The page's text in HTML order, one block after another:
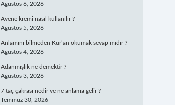
Ağustos 6, 2026
Avene kremi nasıl kullanılır ?
Ağustos 5, 2026
Anlamını bilmeden Kur’an okumak sevap mıdır ?
Ağustos 4, 2026
Adanmışlık ne demektir ?
Ağustos 3, 2026
7 taç çakrası nedir ve ne anlama gelir ?
Temmuz 30, 2026